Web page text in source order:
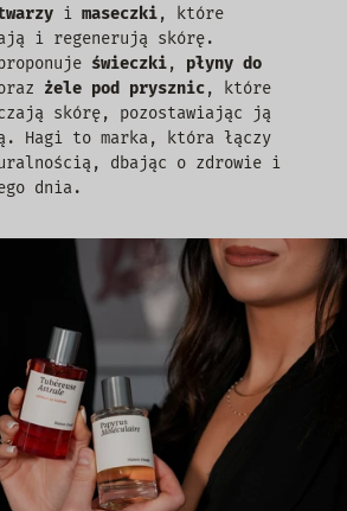
i maseczki, które
i regenerują skórę.
świeczki, płyny do
żele pod prysznic, które
skórę, pozostawiając ją
Hagi to marka, która łączy
dbając o zdrowie i
dnia.